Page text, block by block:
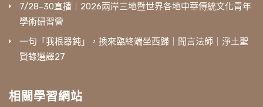
7/28‒30直播｜2026兩岸三地暨世界各地中華傳統文化青年
學術研習營
一句「我根器鈍」，換來臨終端坐西歸｜聞言法師｜淨土聖
賢錄選譯27
相關學習網站